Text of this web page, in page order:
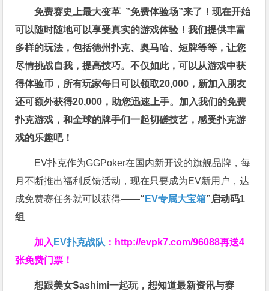
免费赛史上最大变革 ”免费体验场”来了！现在开始
可以随时随地可以享受真实的游戏体验！我们提供丰富
多样的玩法，包括德州扑克、奥马哈、短牌等等，让您
尽情挑战自我，提高技巧。不仅如此，可以从游戏中获
得体验币，所有玩家每日可以领取20,000，新加入朋友
还可额外获得20,000，助您迅速上手。 加入我们的免费
扑克游戏，和全球的牌手们一起切磋技艺，感受扑克游
戏的乐趣吧！
EV扑克作为GGPoker在国内新开设的旗舰品牌，每
月不断推出福利反馈活动，现在只要成为EV新用户，达
成免费赛任务就可以获得——“ EV专属大宝箱”启动码1
组
加入 EV扑克战队 ： http://evpk7.com/96088再送4
张免费门票！
想跟美女Sashimi一起玩，想知道最新资讯与赛